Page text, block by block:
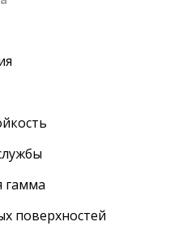
гамма
поверхностей